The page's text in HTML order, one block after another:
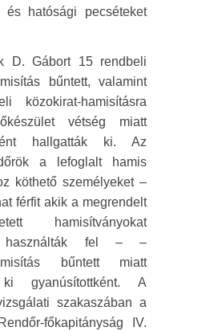
és hatósági pecséteket
D. Gábort 15 rendbeli
bűntett, valamint
közokirat-hamisításra
vétség miatt
hallgatták ki. Az
a lefoglalt hamis
köthető személyeket –
férfit akik a megrendelt
hamisítványokat
használták fel – –
bűntett miatt
ki gyanúsítottként. A
szakaszában a
főkapitányság IV.